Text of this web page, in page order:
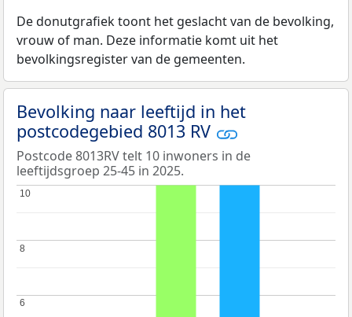
De donutgrafiek toont het geslacht van de bevolking,
vrouw of man. Deze informatie komt uit het
bevolkingsregister van de gemeenten.
Bevolking naar leeftijd in het
postcodegebied 8013 RV
Postcode 8013RV telt 10 inwoners in de
leeftijdsgroep 25-45 in 2025.
6
6
8
8
10
10